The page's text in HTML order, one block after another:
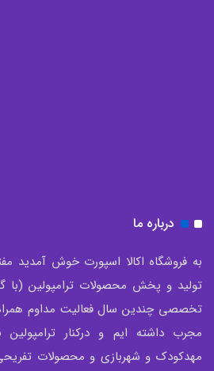
درباره ما
به فروشگاه اکالا اسپورت خوش
تولید و پخش محصولات ترامپولین (با
تخصصی چندین سال فعالیت مداوم
مجرب داشته ایم و درکنار
مهدکودک و شهربازی و محصولات